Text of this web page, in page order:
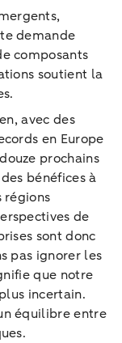
demande
composants
soutient la
avec des
en Europe
prochains
bénéfices à
régions
de
sont donc
pas ignorer les
que notre
incertain.
équilibre entre